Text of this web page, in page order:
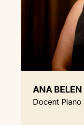
ANA
Docent Piano